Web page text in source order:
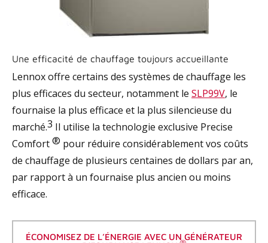
Une efficacité de chauffage toujours accueillante
Lennox offre certains des systèmes de chauffage les
plus efficaces du secteur, notamment le SLP99V, le
fournaise la plus efficace et la plus silencieuse du
marché.3 Il utilise la technologie exclusive Precise
Comfort® pour réduire considérablement vos coûts
de chauffage de plusieurs centaines de dollars par an,
par rapport à un fournaise plus ancien ou moins
efficace.
ÉCONOMISEZ DE L’ÉNERGIE AVEC UN GÉNÉRATEUR